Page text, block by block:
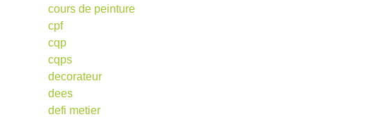
cours de peinture
cpf
cqp
cqps
decorateur
dees
defi metier